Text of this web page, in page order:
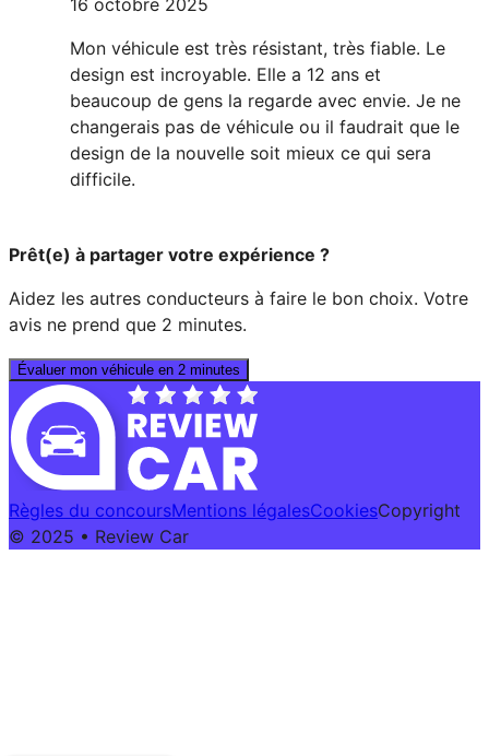
Mon véhicule est très résistant, très fiable. Le
design est incroyable. Elle a 12 ans et
beaucoup de gens la regarde avec envie. Je ne
changerais pas de véhicule ou il faudrait que le
design de la nouvelle soit mieux ce qui sera
difficile.
Prêt(e) à partager votre expérience ?
Aidez les autres conducteurs à faire le bon choix. Votre
avis ne prend que 2 minutes.
Évaluer mon véhicule en 2 minutes
Règles du concoursMentions légalesCookiesCopyright
© 2025 • Review Car